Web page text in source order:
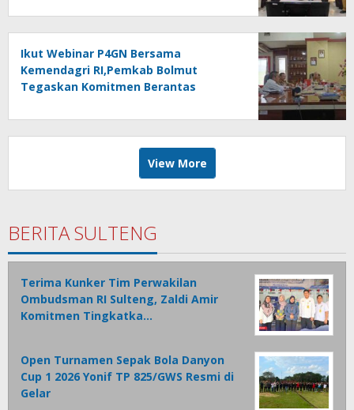
Ikut Webinar P4GN Bersama
Kemendagri RI,Pemkab Bolmut
Tegaskan Komitmen Berantas
View More
BERITA SULTENG
Terima Kunker Tim Perwakilan
Ombudsman RI Sulteng, Zaldi Amir
Komitmen Tingkatka…
Open Turnamen Sepak Bola Danyon
Cup 1 2026 Yonif TP 825/GWS Resmi di
Gelar